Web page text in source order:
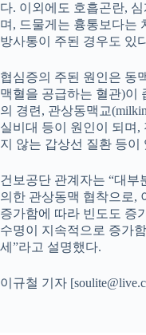
다. 이외에도 호흡곤란,
며, 드물게는 흉통보다는
방사통이 주된 경우도 있
협심증의 주된 원인은 동
맥혈을 공급하는 혈관)이
의 경련, 관상동맥교
실비대 등이 원인이 되며,
지 않는 갑상선 질환 등이
건보공단 관계자는 “대부
의한 관상동맥 협착으로,
증가함에 따라 빈도도 증
수명이 지속적으로 증가
세”라고 설명했다.
이규철 기자